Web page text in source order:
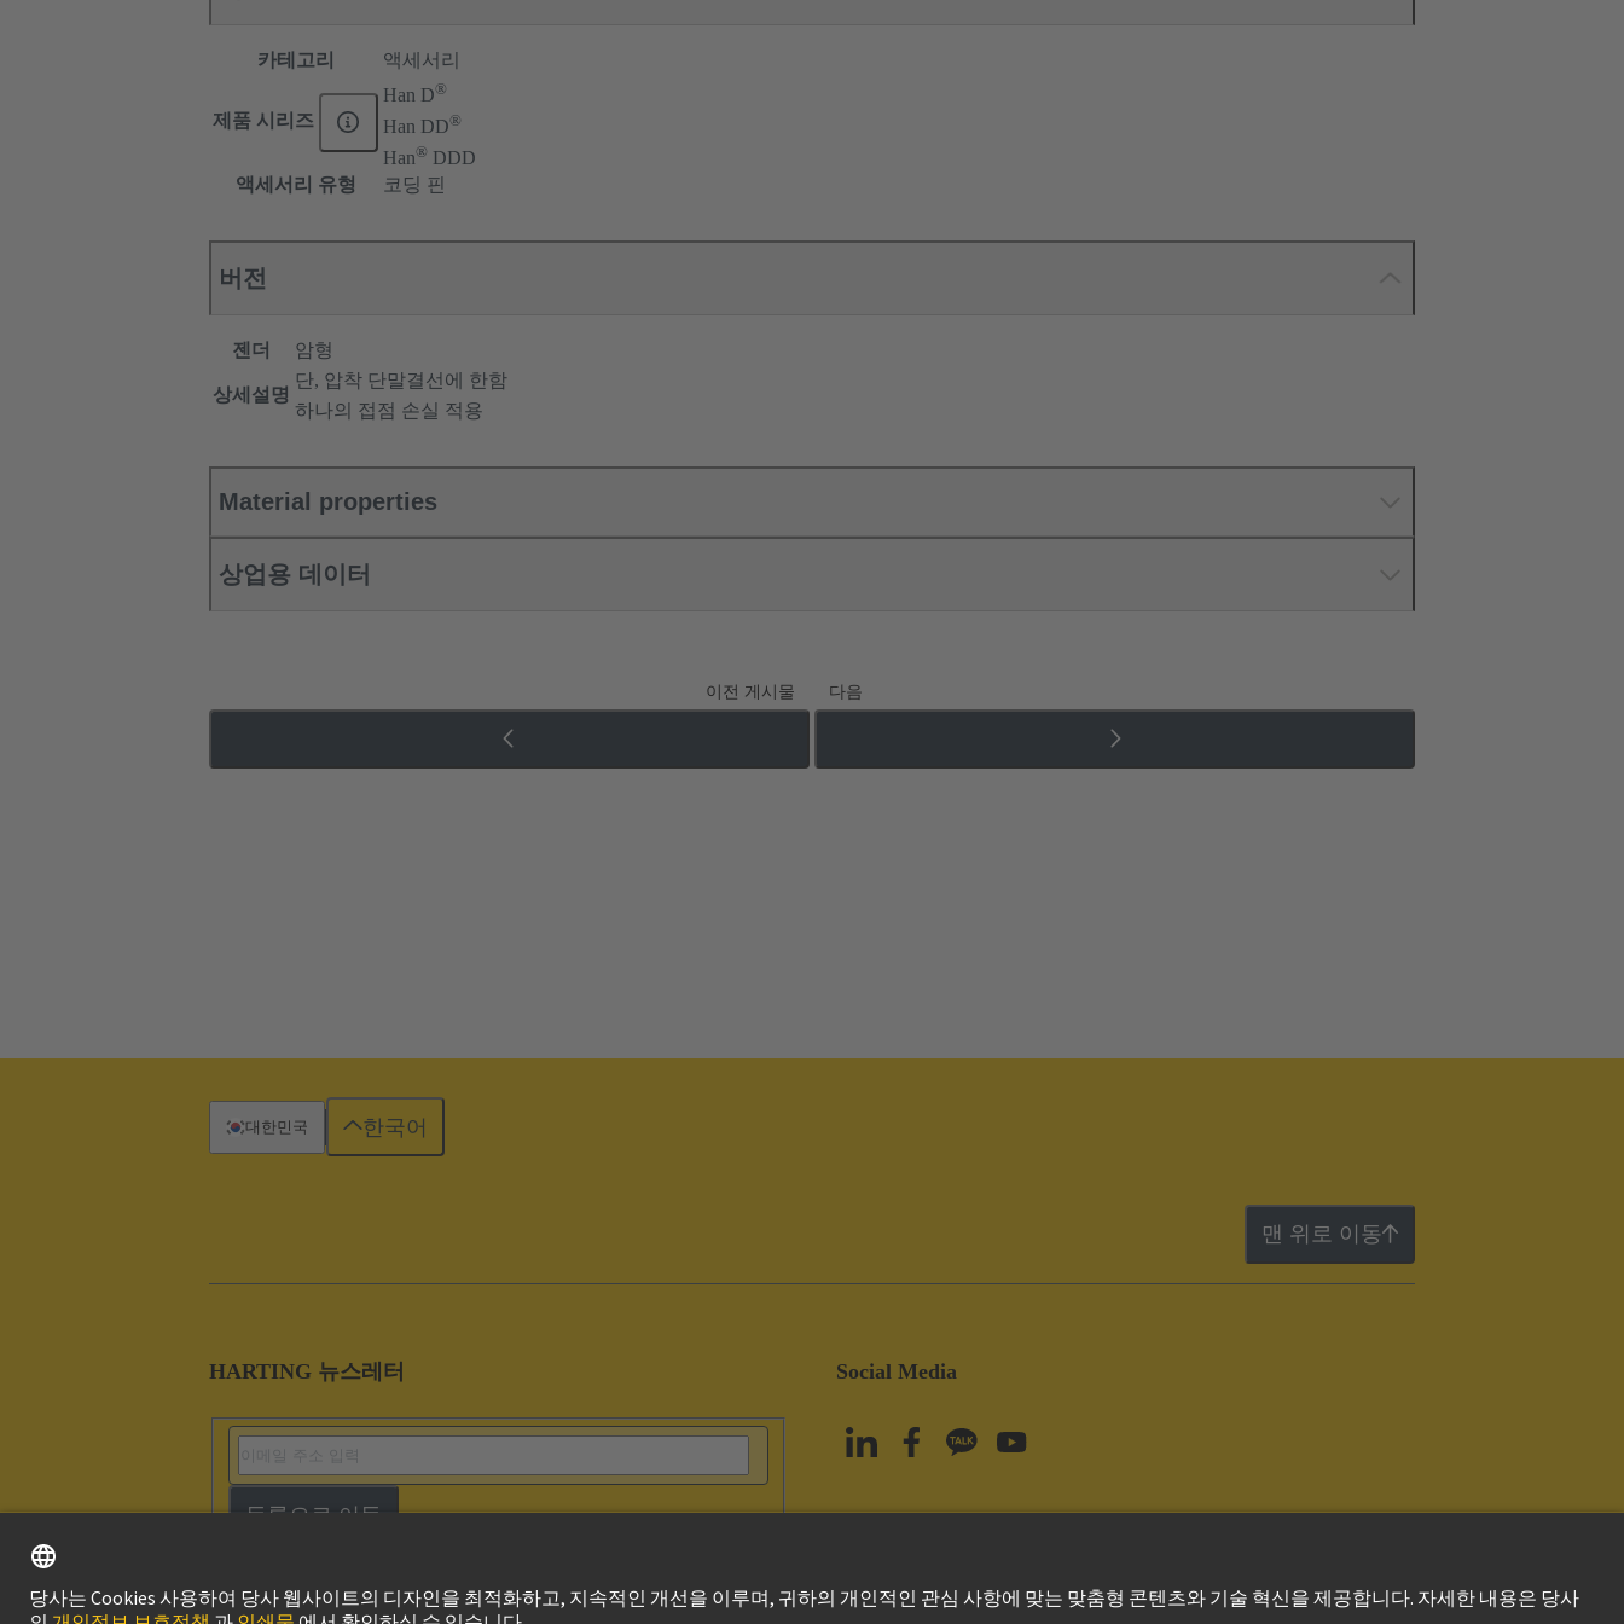
카테고리 액세서리
제품 시리즈
Han D®
Han DD®
Han® DDD
액세서리 유형
코딩 핀
버전
젠더 암형
상세설명
단, 압착 단말결선에 한함
하나의 접점 손실 적용
Material properties
상업용 데이터
이전 게시물 다음
맨 위로 이동
HARTING 뉴스레터
등록으로 이동
Social Media
대한민국 한국어